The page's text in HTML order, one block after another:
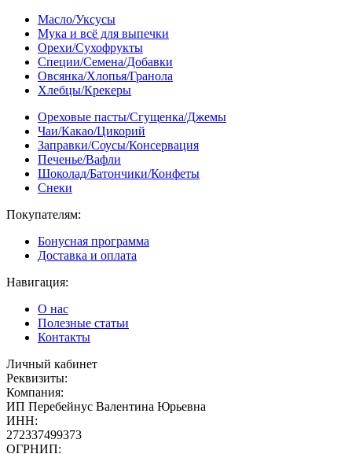
Масло/Уксусы
Мука и всё для выпечки
Орехи/Сухофрукты
Специи/Семена/Добавки
Овсянка/Хлопья/Гранола
Хлебцы/Крекеры
Ореховые пасты/Сгущенка/Джемы
Чаи/Какао/Цикорий
Заправки/Соусы/Консервация
Печенье/Вафли
Шоколад/Батончики/Конфеты
Снеки
Покупателям:
Бонусная программа
Доставка и оплата
Навигация:
О нас
Полезные статьи
Контакты
Личный кабинет
Реквизиты:
Компания:
ИП Перебейнус Валентина Юрьевна
ИНН:
272337499373
ОГРНИП: